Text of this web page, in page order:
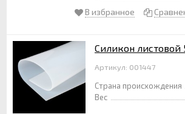
В избранное
Силикон листовой
Артикул: 001447
Страна происхождения
Вес